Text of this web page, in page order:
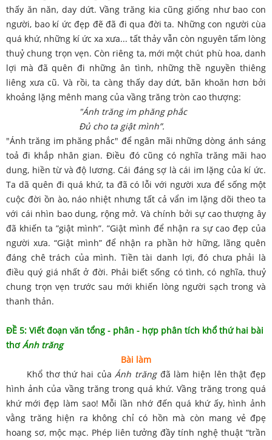
thấy ăn năn, day dứt. Vầng trăng kia cũng giống như bao con
người, bao kí ức đẹp đẽ đã đi qua đời ta. Những con người cùa
quá khứ, những kí ức xa xưa... tất thảy vẫn còn nguyên tấm lòng
thuỷ chung trọn vẹn. Còn riêng ta, mới một chút phù hoa, danh
lợi mà đã quên đi những ân tình, những thề nguyền thiêng
liêng xưa cũ. Và rồi, ta càng thấy day dứt, băn khoăn hơn bởi
khoảng lặng mênh mang của vầng trăng tròn cao thượng:
"Ánh trăng im phăng phắc
Đủ cho ta giật mình”.
"Ánh trăng im phăng phắc" để ngân mãi những dòng ánh sáng
toả đi khắp nhân gian. Điều đó cũng có nghĩa trăng mãi hao
dung, hiền từ và độ lương. Cái đáng sợ là cái im lặng của kí ức.
Ta dã quên đi quá khứ, ta đã có lỗi với người xưa để sống một
cuộc đời ồn ào, náo nhiệt nhưng tất cả vẩn im lặng dõi theo ta
với cái nhìn bao dung, rộng mở. Và chính bởi sự cao thượng ây
đã khiến ta ”giật mình”. ”Giật mình để nhận ra sự cao đẹp của
người xưa. “Giật mình” để nhận ra phần hờ hững, lãng quên
đáng chê trách của mình. Tiền tài danh lợi, đó chưa phải là
điều quý giá nhất ở đời. Phải biết sống có tình, có nghĩa, thuỷ
chung trọn vẹn trước sau mới khiến lòng người sạch trong và
thanh thản.
ĐỀ 5: Viết đoạn văn tổng - phân - hợp phân tích khổ thứ hai bài
thơÁnh trăng
Bài làm
Khổ thơ thứ hai củaÁnh trăngđã làm hiện lên thật đẹp
hình ảnh của vầng trăng trong quá khứ. Vầng trăng trong quá
khứ mới đẹp làm sao! Mỗi lần nhớ đến quá khứ ấy, hình ảnh
vằng trăng hiện ra không chỉ có hồn mà còn mang vẻ đpẹ
hoang sơ, mộc mạc. Phép liên tưởng đầy tính nghệ thuật “trần